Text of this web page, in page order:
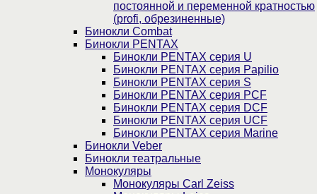
постоянной и переменной кратностью
(profi, обрезиненные)
Бинокли Combat
Бинокли PENTAX
Бинокли PENTAX серия U
Бинокли PENTAX серия Papilio
Бинокли PENTAX серия S
Бинокли PENTAX серия PCF
Бинокли PENTAX серия DCF
Бинокли PENTAX серия UCF
Бинокли PENTAX серия Marine
Бинокли Veber
Бинокли театральные
Монокуляры
Монокуляры Carl Zeiss